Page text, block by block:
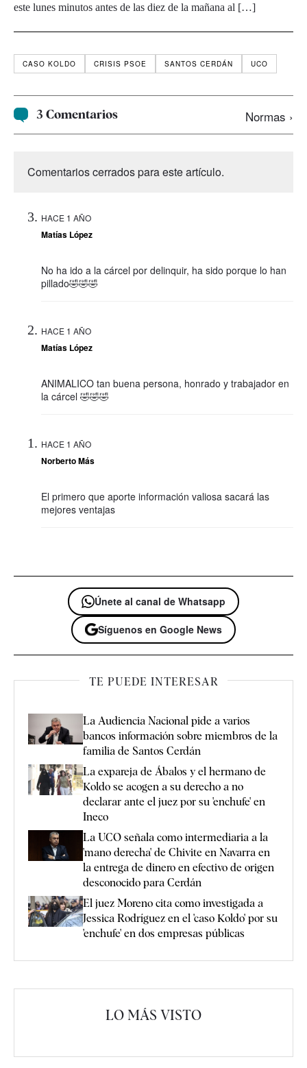
este lunes minutos antes de las diez de la mañana al […]
CASO KOLDO CRISIS PSOE SANTOS CERDÁN UCO
3 Comentarios Normas ›
Comentarios cerrados para este artículo.
HACE 1 AÑO
Matías López
No ha ido a la cárcel por delinquir, ha sido porque lo han
pillado🤣🤣🤣
HACE 1 AÑO
Matías López
ANIMALICO tan buena persona, honrado y trabajador en
la cárcel 🤣🤣🤣
HACE 1 AÑO
Norberto Más
El primero que aporte información valiosa sacará las
mejores ventajas
Únete al canal de Whatsapp
Síguenos en Google News
TE PUEDE INTERESAR
La Audiencia Nacional pide a varios
bancos información sobre miembros de la
familia de Santos Cerdán
La expareja de Ábalos y el hermano de
Koldo se acogen a su derecho a no
declarar ante el juez por su 'enchufe' en
Ineco
La UCO señala como intermediaria a la
'mano derecha' de Chivite en Navarra en
la entrega de dinero en efectivo de origen
desconocido para Cerdán
El juez Moreno cita como investigada a
Jessica Rodríguez en el 'caso Koldo' por su
'enchufe' en dos empresas públicas
LO MÁS VISTO